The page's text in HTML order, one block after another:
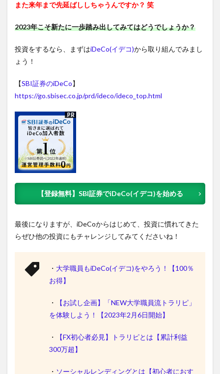
また来年まで先延ばししちゃうんですか？ 笑
2023年こそ新たに一歩踏み出してみてはどうでしょうか？
投資をするなら、まずはiDeCo(イデコ)から取り組んでみまし
ょう！
【SBI証券のiDeCo】
https://go.sbisec.co.jp/prd/ideco/ideco_top.html
【登録無料】SBI証券でiDeCo(イデコ)を始める
最後になりますが、iDeCoからはじめて、投資に慣れてきた
らぜひ他の投資にもチャレンジしてみてくださいね！
・ 大学職員もiDeCo(イデコ)をやろう！【100％
お得】
・
【お試し企画】「NEW大学職員流トラリピ」
を体験しよう！【2023年2月6日開始】
・
【FX初心者必見】トラリピとは【累計利益
300万超】
・ ソーシャルレンディングとは【初心者におす